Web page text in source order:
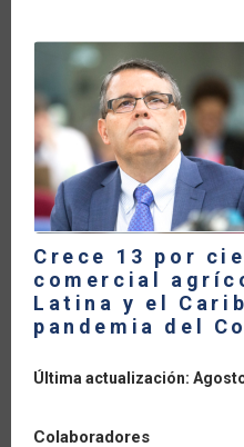
Crece 13 por
comercial
Latina y el
pandemia del
Última actualización:
Colaboradores